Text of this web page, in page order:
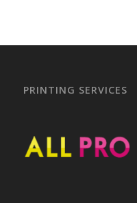
PRINTING SERVICES